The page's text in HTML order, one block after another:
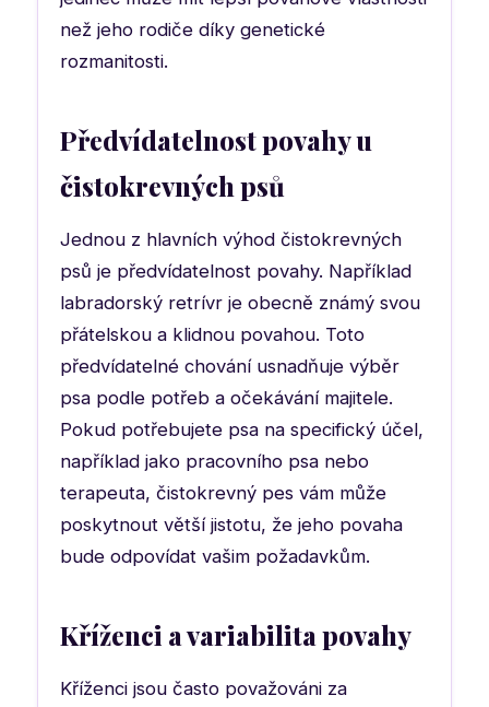
než jeho rodiče díky genetické
rozmanitosti.
Předvídatelnost povahy u
čistokrevných psů
Jednou z hlavních výhod čistokrevných
psů je předvídatelnost povahy. Například
labradorský retrívr je obecně známý svou
přátelskou a klidnou povahou. Toto
předvídatelné chování usnadňuje výběr
psa podle potřeb a očekávání majitele.
Pokud potřebujete psa na specifický účel,
například jako pracovního psa nebo
terapeuta, čistokrevný pes vám může
poskytnout větší jistotu, že jeho povaha
bude odpovídat vašim požadavkům.
Kříženci a variabilita povahy
Kříženci jsou často považováni za